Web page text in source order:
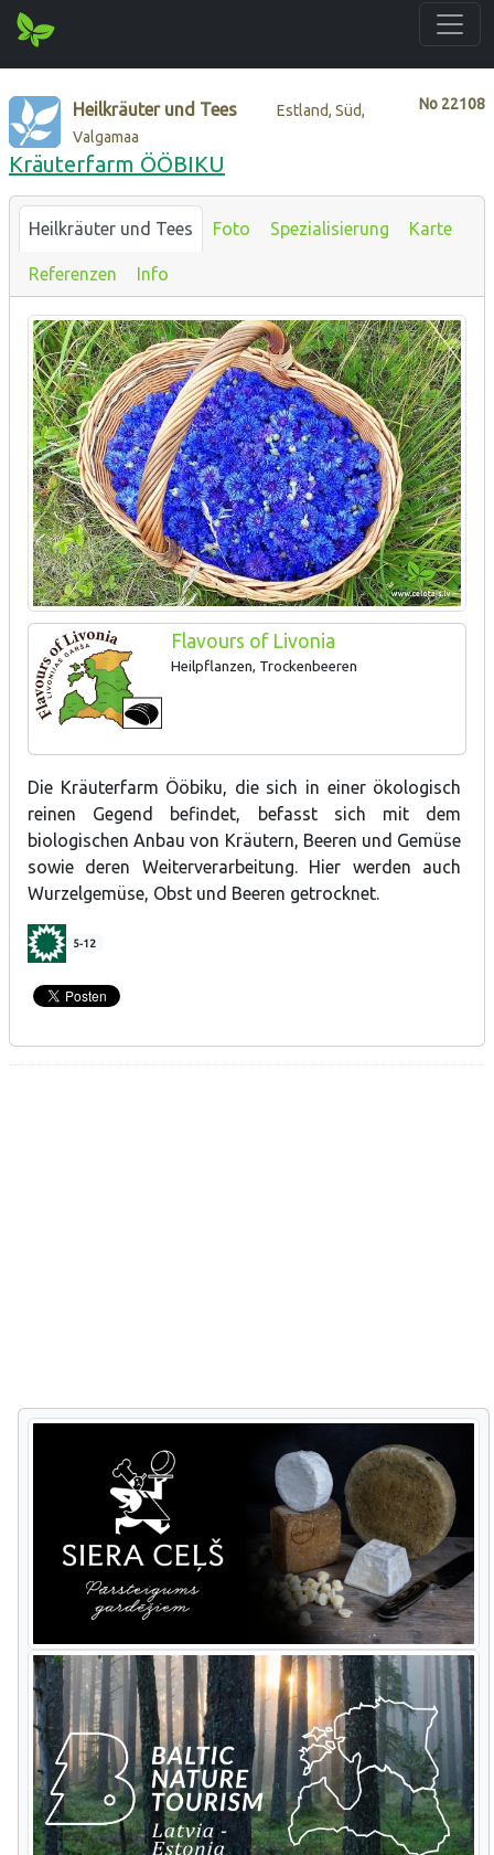
No 22108
Heilkräuter und Tees
Estland, Süd,
Valgamaa
Kräuterfarm ÖÖBIKU
Heilkräuter und Tees Foto Spezialisierung Karte
Referenzen Info
Flavours of Livonia
Heilpflanzen, Trockenbeeren
Die Kräuterfarm Ööbiku, die sich in einer ökologisch
reinen Gegend befindet, befasst sich mit dem
biologischen Anbau von Kräutern, Beeren und Gemüse
sowie deren Weiterverarbeitung. Hier werden auch
Wurzelgemüse, Obst und Beeren getrocknet.
5-12